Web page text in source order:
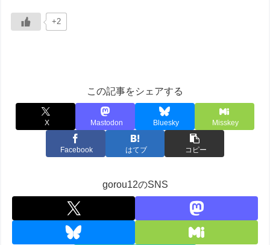
+2
この記事をシェアする
X Mastodon Bluesky Misskey
Facebook はてブ コピー
gorou12のSNS